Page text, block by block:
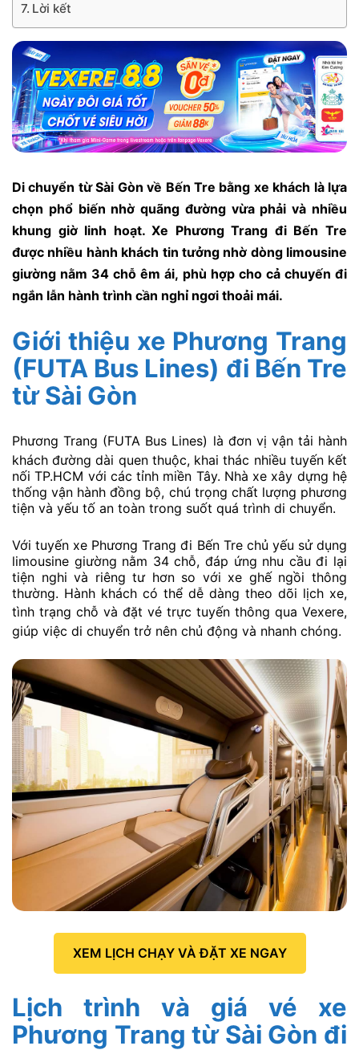
Lời kết
Di chuyển từ Sài Gòn về Bến Tre bằng xe khách là lựa
chọn phổ biến nhờ quãng đường vừa phải và nhiều
khung giờ linh hoạt. Xe Phương Trang đi Bến Tre
được nhiều hành khách tin tưởng nhờ dòng limousine
giường nằm 34 chỗ êm ái, phù hợp cho cả chuyến đi
ngắn lẫn hành trình cần nghỉ ngơi thoải mái.
Giới thiệu xe Phương Trang
(FUTA Bus Lines) đi Bến Tre
từ Sài Gòn
Phương Trang (FUTA Bus Lines) là đơn vị vận tải hành
khách đường dài quen thuộc, khai thác nhiều tuyến kết
nối TP.HCM với các tỉnh miền Tây. Nhà xe xây dựng hệ
thống vận hành đồng bộ, chú trọng chất lượng phương
tiện và yếu tố an toàn trong suốt quá trình di chuyển.
Với tuyến xe Phương Trang đi Bến Tre chủ yếu sử dụng
limousine giường nằm 34 chỗ, đáp ứng nhu cầu đi lại
tiện nghi và riêng tư hơn so với xe ghế ngồi thông
thường. Hành khách có thể dễ dàng theo dõi lịch xe,
tình trạng chỗ và đặt vé trực tuyến thông qua Vexere,
giúp việc di chuyển trở nên chủ động và nhanh chóng.
XEM LỊCH CHẠY VÀ ĐẶT XE NGAY
Lịch trình và giá vé xe
Phương Trang từ Sài Gòn đi